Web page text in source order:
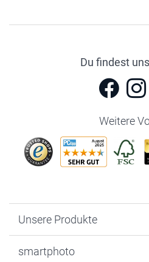
Du findest
Weitere
Unsere Produkte
Fotogeschenke
smartphoto